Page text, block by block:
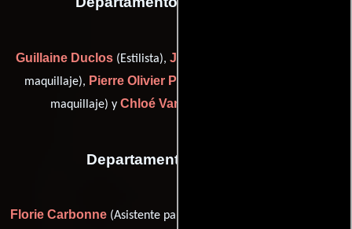
Guillaine Duclos(Estilista), Julia Floch-Carbonel
maquillaje), Pierre Olivier Persin
maquillaje) y Chloé Van Lierde
Departamento de reparto
Florie Carbonne (Asistente para casting) y